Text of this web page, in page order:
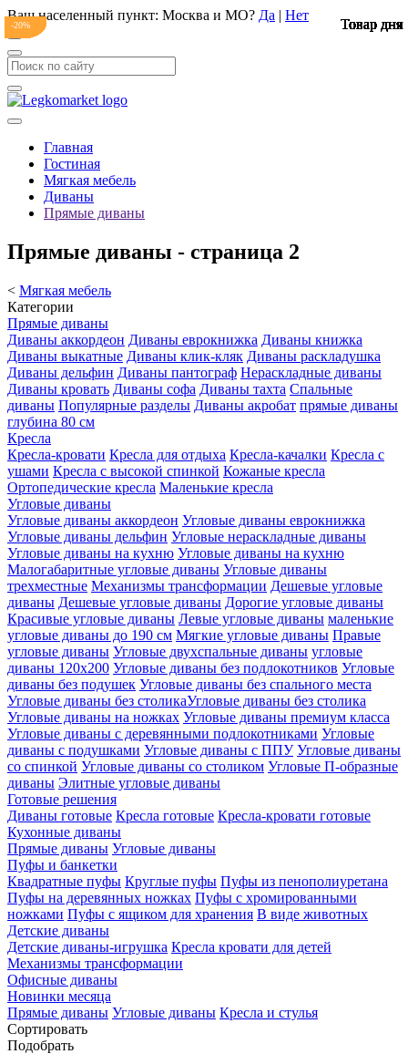
Ваш населенный пункт: Москва и МО? Да | Нет
Главная
Гостиная
Мягкая мебель
Диваны
Прямые диваны
Прямые диваны - страница 2
< Мягкая мебель
Категории
Прямые диваны
Диваны аккордеон Диваны еврокнижка Диваны книжка
Диваны выкатные Диваны клик-кляк Диваны раскладушка
Диваны дельфин Диваны пантограф Нераскладные диваны
Диваны кровать Диваны софа Диваны тахта Спальные
диваны Популярные разделы Диваны акробат прямые диваны
глубина 80 см
Кресла
Кресла-кровати Кресла для отдыха Кресла-качалки Кресла с
ушами Кресла с высокой спинкой Кожаные кресла
Ортопедические кресла Маленькие кресла
Угловые диваны
Угловые диваны аккордеон Угловые диваны еврокнижка
Угловые диваны дельфин Угловые нераскладные диваны
Угловые диваны на кухню Угловые диваны на кухню
Малогабаритные угловые диваны Угловые диваны
трехместные Механизмы трансформации Дешевые угловые
диваны Дешевые угловые диваны Дорогие угловые диваны
Красивые угловые диваны Левые угловые диваны маленькие
угловые диваны до 190 см Мягкие угловые диваны Правые
угловые диваны Угловые двухспальные диваны угловые
диваны 120х200 Угловые диваны без подлокотников Угловые
диваны без подушек Угловые диваны без спального места
Угловые диваны без столикаУгловые диваны без столика
Угловые диваны на ножках Угловые диваны премиум класса
Угловые диваны с деревянными подлокотниками Угловые
диваны с подушками Угловые диваны с ППУ Угловые диваны
со спинкой Угловые диваны со столиком Угловые П-образные
диваны Элитные угловые диваны
Готовые решения
Диваны готовые Кресла готовые Кресла-кровати готовые
Кухонные диваны
Прямые диваны Угловые диваны
Пуфы и банкетки
Квадратные пуфы Круглые пуфы Пуфы из пенополиуретана
Пуфы на деревянных ножках Пуфы с хромированными
ножками Пуфы с ящиком для хранения В виде животных
Детские диваны
Детские диваны-игрушка Кресла кровати для детей
Механизмы трансформации
Офисные диваны
Новинки месяца
Прямые диваны Угловые диваны Кресла и стулья
Сортировать
Подобрать
-20% Товар дня
-20% Товар дня
-20% Товар дня
-17% Товар дня
-20% Товар дня
-20% Товар дня
-20% Товар дня
-20% Товар дня
-20% Товар дня
-20% Товар дня
-20% Товар дня
-20% Товар дня
-20% Товар дня
-20% Товар дня
-20% Товар дня
-20% Товар дня
-20% Товар дня
-20% Товар дня
-20% Товар дня
-20% Товар дня
-20% Товар дня
-20% Товар дня
-20% Товар дня
-20% Товар дня